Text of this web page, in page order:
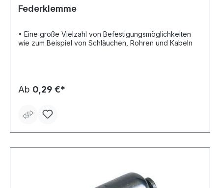
Federklemme
• Eine große Vielzahl von Befestigungsmöglichkeiten
wie zum Beispiel von Schläuchen, Rohren und Kabeln
Ab 0,29 €*